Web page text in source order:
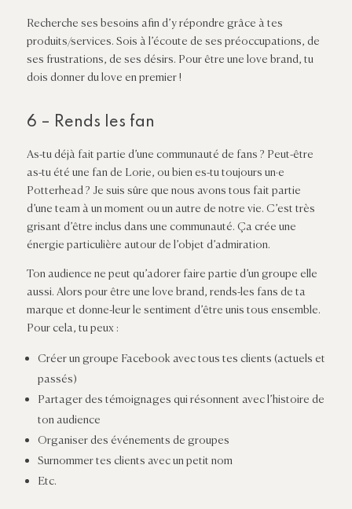
Recherche ses besoins afin d’y répondre grâce à tes
produits/services. Sois à l’écoute de ses préoccupations, de
ses frustrations, de ses désirs. Pour être une love brand, tu
dois donner du love en premier !
6 – Rends les fan
As-tu déjà fait partie d’une communauté de fans ? Peut-être
as-tu été une fan de Lorie, ou bien es-tu toujours un·e
Potterhead ? Je suis sûre que nous avons tous fait partie
d’une team à un moment ou un autre de notre vie. C’est très
grisant d’être inclus dans une communauté. Ça crée une
énergie particulière autour de l’objet d’admiration.
Ton audience ne peut qu’adorer faire partie d’un groupe elle
aussi. Alors pour être une love brand, rends-les fans de ta
marque et donne-leur le sentiment d’être unis tous ensemble.
Pour cela, tu peux :
Créer un groupe Facebook avec tous tes clients (actuels et
passés)
Partager des témoignages qui résonnent avec l’histoire de
ton audience
Organiser des événements de groupes
Surnommer tes clients avec un petit nom
Etc.